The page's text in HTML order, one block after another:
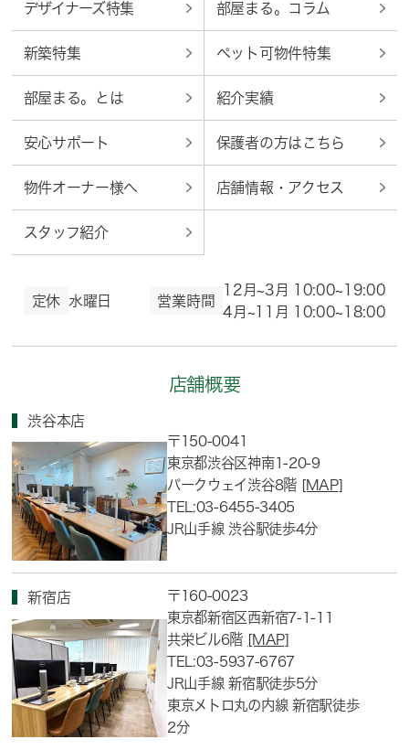
デザイナーズ特集 部屋まる。コラム
新築特集 ペット可物件特集
部屋まる。とは 紹介実績
安心サポート 保護者の方はこちら
物件オーナー様へ 店舗情報・アクセス
スタッフ紹介
定休 水曜日 営業時間
12月~3月 10:00~19:00
4月~11月 10:00~18:00
店舗概要
渋谷本店
〒150-0041
東京都渋谷区神南1-20-9
パークウェイ渋谷8階 [MAP]
TEL:03-6455-3405
JR山手線 渋谷駅徒歩4分
新宿店
〒160-0023
東京都新宿区西新宿7-1-11
共栄ビル6階 [MAP]
TEL:03-5937-6767
JR山手線 新宿駅徒歩5分
東京メトロ丸の内線 新宿駅徒歩
2分